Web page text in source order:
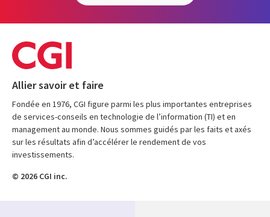
Allier savoir et faire
Fondée en 1976, CGI figure parmi les plus importantes entreprises
de services-conseils en technologie de l’information (TI) et en
management au monde. Nous sommes guidés par les faits et axés
sur les résultats afin d’accélérer le rendement de vos
investissements.
© 2026 CGI inc.